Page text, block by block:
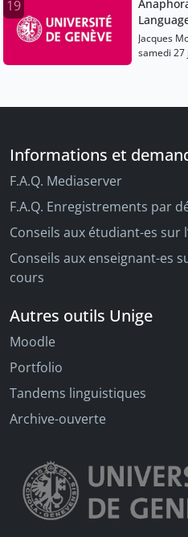
Philippe
19
Jacques
Kratzer,
samedi
Informations et
F.A.Q. Mediaserver
F.A.Q. Enregistrements par
Conseils aux étudiant-es sur
Conseils aux enseignant-es
cours
Autres outils Unige
Moodle
Portfolio
Tandems linguistiques
Archive-ouverte